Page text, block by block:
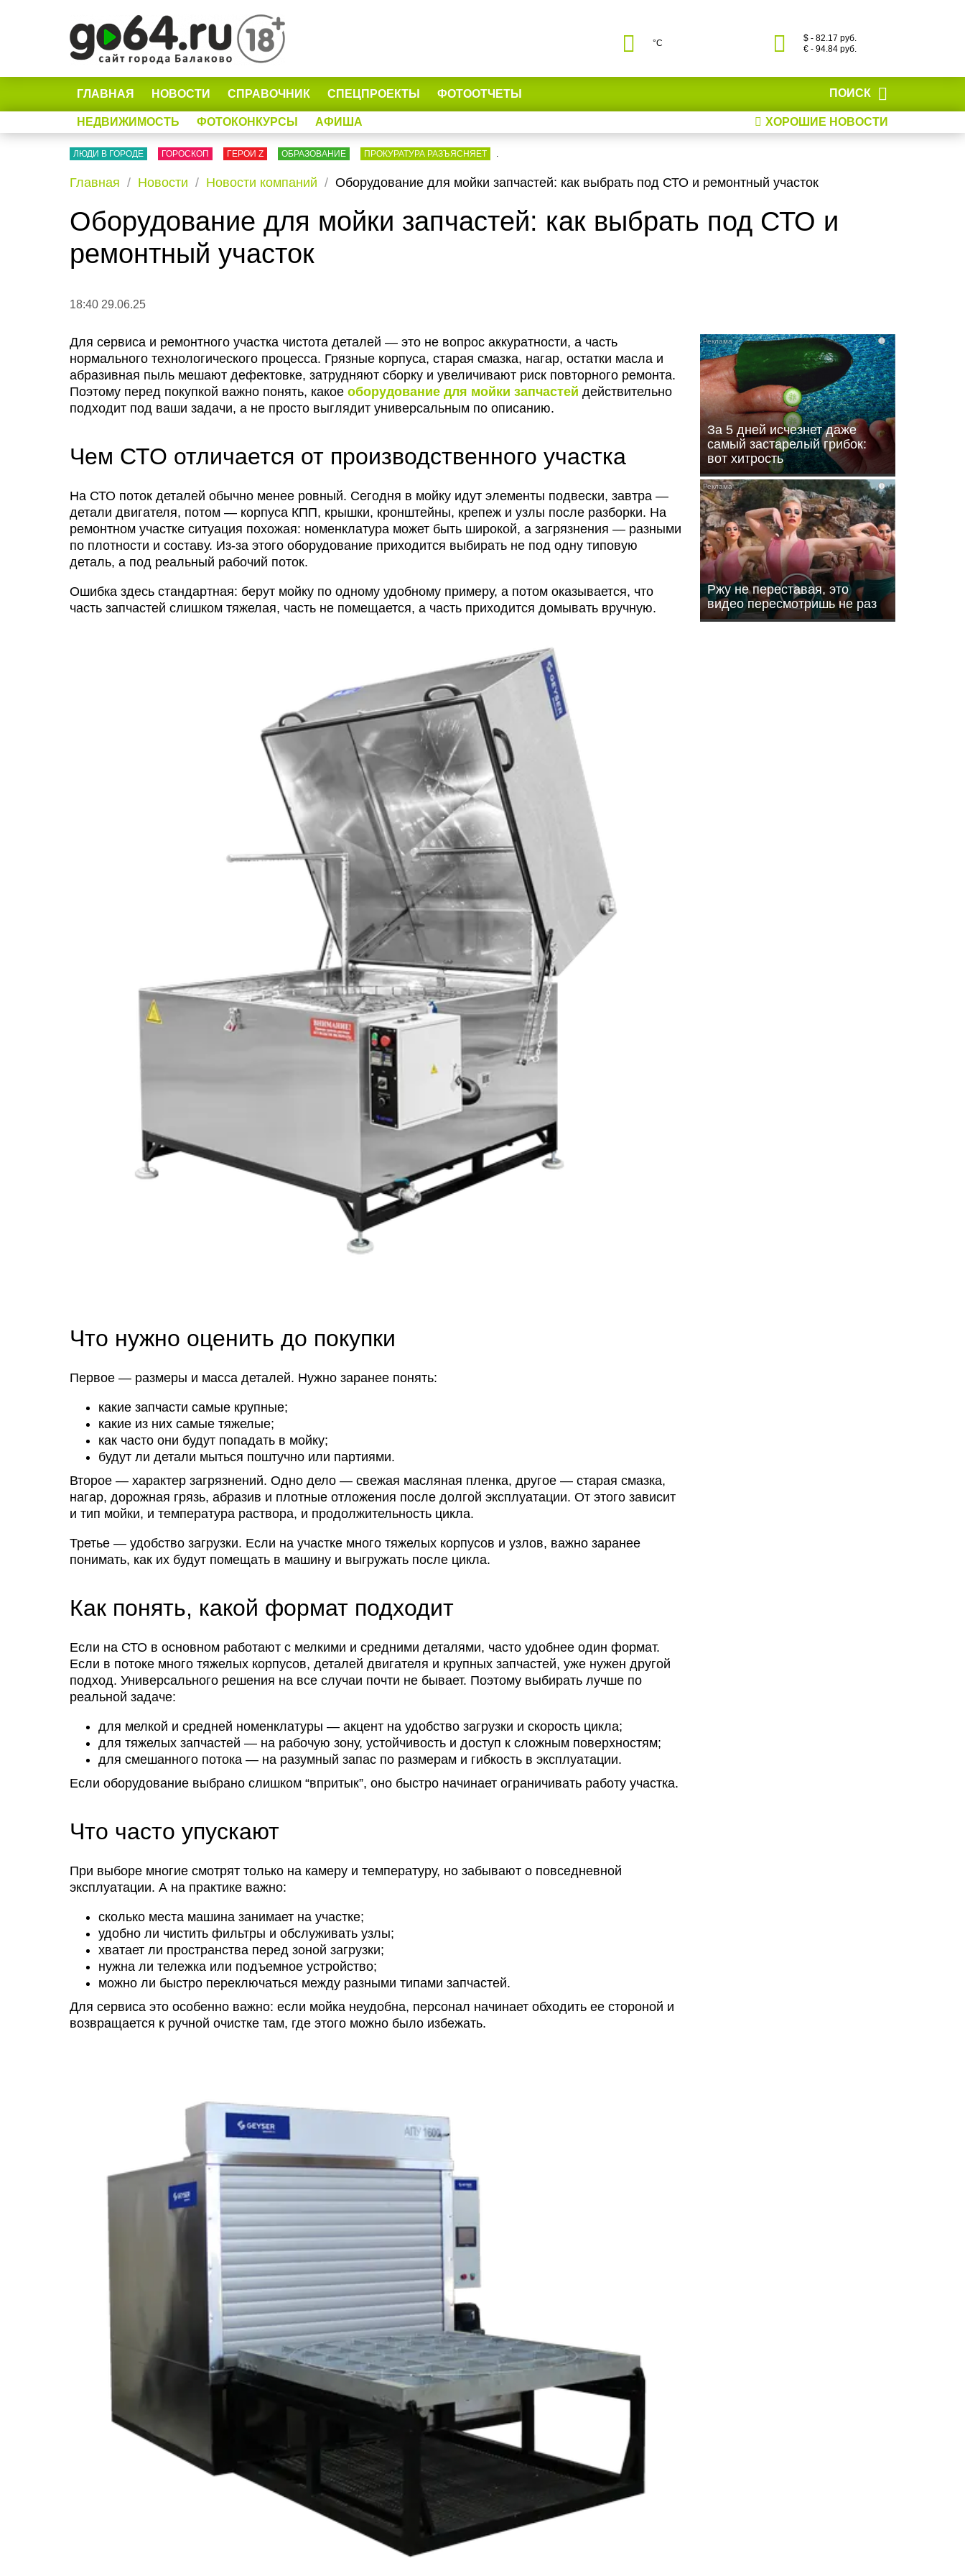
°С
$ - 82.17 руб.
€ - 94.84 руб.
ПОИСК
ГЛАВНАЯ НОВОСТИ СПРАВОЧНИК СПЕЦПРОЕКТЫ ФОТООТЧЕТЫ
ХОРОШИЕ НОВОСТИ
НЕДВИЖИМОСТЬ ФОТОКОНКУРСЫ АФИША
ЛЮДИ В ГОРОДЕ ГОРОСКОП ГЕРОИ Z ОБРАЗОВАНИЕ ПРОКУРАТУРА РАЗЪЯСНЯЕТ .
Главная Новости Новости компаний Оборудование для мойки запчастей: как выбрать под СТО и ремонтный участок
Оборудование для мойки запчастей: как выбрать под СТО и
ремонтный участок
18:40 29.06.25
Для сервиса и ремонтного участка чистота деталей — это не вопрос аккуратности, а часть
нормального технологического процесса. Грязные корпуса, старая смазка, нагар, остатки масла и
абразивная пыль мешают дефектовке, затрудняют сборку и увеличивают риск повторного ремонта.
Поэтому перед покупкой важно понять, какое оборудование для мойки запчастей действительно
подходит под ваши задачи, а не просто выглядит универсальным по описанию.
Чем СТО отличается от производственного участка
На СТО поток деталей обычно менее ровный. Сегодня в мойку идут элементы подвески, завтра —
детали двигателя, потом — корпуса КПП, крышки, кронштейны, крепеж и узлы после разборки. На
ремонтном участке ситуация похожая: номенклатура может быть широкой, а загрязнения — разными
по плотности и составу. Из-за этого оборудование приходится выбирать не под одну типовую
деталь, а под реальный рабочий поток.
Ошибка здесь стандартная: берут мойку по одному удобному примеру, а потом оказывается, что
часть запчастей слишком тяжелая, часть не помещается, а часть приходится домывать вручную.
Что нужно оценить до покупки
Первое — размеры и масса деталей. Нужно заранее понять:
какие запчасти самые крупные;
какие из них самые тяжелые;
как часто они будут попадать в мойку;
будут ли детали мыться поштучно или партиями.
Второе — характер загрязнений. Одно дело — свежая масляная пленка, другое — старая смазка,
нагар, дорожная грязь, абразив и плотные отложения после долгой эксплуатации. От этого зависит
и тип мойки, и температура раствора, и продолжительность цикла.
Третье — удобство загрузки. Если на участке много тяжелых корпусов и узлов, важно заранее
понимать, как их будут помещать в машину и выгружать после цикла.
Как понять, какой формат подходит
Если на СТО в основном работают с мелкими и средними деталями, часто удобнее один формат.
Если в потоке много тяжелых корпусов, деталей двигателя и крупных запчастей, уже нужен другой
подход. Универсального решения на все случаи почти не бывает. Поэтому выбирать лучше по
реальной задаче:
для мелкой и средней номенклатуры — акцент на удобство загрузки и скорость цикла;
для тяжелых запчастей — на рабочую зону, устойчивость и доступ к сложным поверхностям;
для смешанного потока — на разумный запас по размерам и гибкость в эксплуатации.
Если оборудование выбрано слишком “впритык”, оно быстро начинает ограничивать работу участка.
Что часто упускают
При выборе многие смотрят только на камеру и температуру, но забывают о повседневной
эксплуатации. А на практике важно:
сколько места машина занимает на участке;
удобно ли чистить фильтры и обслуживать узлы;
хватает ли пространства перед зоной загрузки;
нужна ли тележка или подъемное устройство;
можно ли быстро переключаться между разными типами запчастей.
Для сервиса это особенно важно: если мойка неудобна, персонал начинает обходить ее стороной и
возвращается к ручной очистке там, где этого можно было избежать.
i
За 5 дней исчезнет даже
самый застарелый грибок:
вот хитрость
i
Ржу не переставая, это
видео пересмотришь не раз